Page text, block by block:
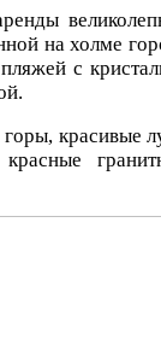
на холме
с
красивые